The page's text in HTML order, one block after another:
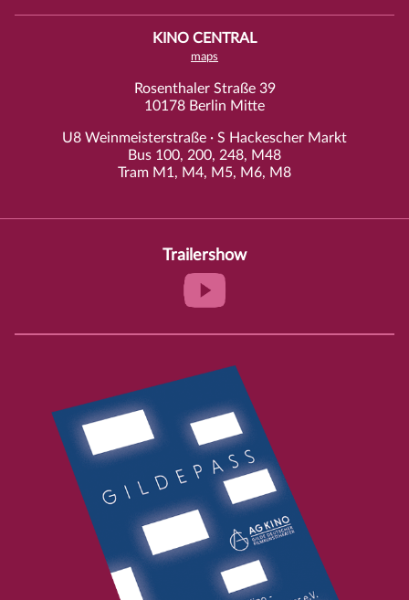
KINO CENTRAL
maps
Rosenthaler Straße 39
10178 Berlin Mitte
U8 Weinmeisterstraße · S Hackescher Markt
Bus 100, 200, 248, M48
Tram M1, M4, M5, M6, M8
Trailershow